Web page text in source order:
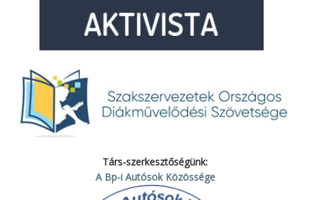
Társ-szerkesztőségünk:
A Bp-i Autósok Közössége